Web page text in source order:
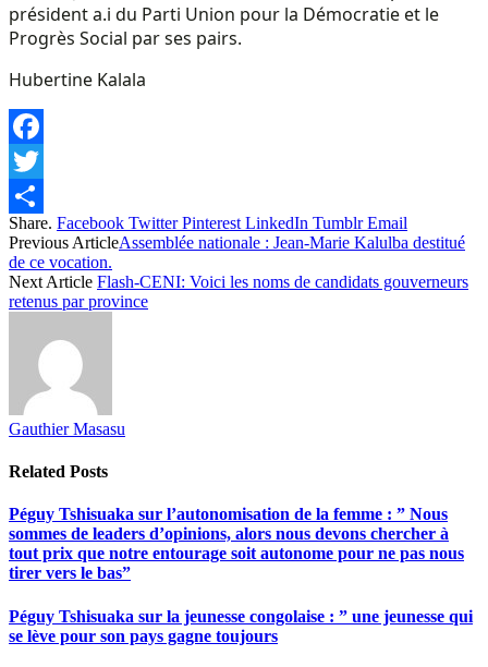
président a.i du Parti Union pour la Démocratie et le
Progrès Social par ses pairs.
Hubertine Kalala
Facebook
Twitter
Share
Share. Facebook Twitter Pinterest LinkedIn Tumblr Email
Previous ArticleAssemblée nationale : Jean-Marie Kalulba destitué
de ce vocation.
Next Article Flash-CENI: Voici les noms de candidats gouverneurs
retenus par province
Gauthier Masasu
Related Posts
Péguy Tshisuaka sur l’autonomisation de la femme : ” Nous
sommes de leaders d’opinions, alors nous devons chercher à
tout prix que notre entourage soit autonome pour ne pas nous
tirer vers le bas”
Péguy Tshisuaka sur la jeunesse congolaise : ” une jeunesse qui
se lève pour son pays gagne toujours